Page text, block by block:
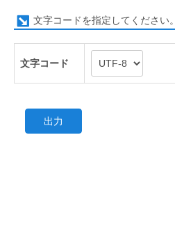
文字コードを指定してください。
文字コード